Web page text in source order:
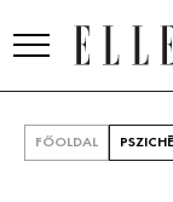
FŐOLDAL PSZICHÉ